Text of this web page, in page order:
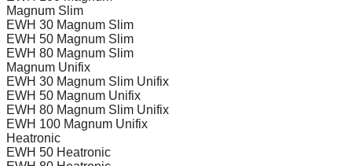
Magnum Slim
EWH 30 Magnum Slim
EWH 50 Magnum Slim
EWH 80 Magnum Slim
Magnum Unifix
EWH 30 Magnum Slim Unifix
EWH 50 Magnum Unifix
EWH 80 Magnum Slim Unifix
EWH 100 Magnum Unifix
Heatronic
EWH 50 Heatronic